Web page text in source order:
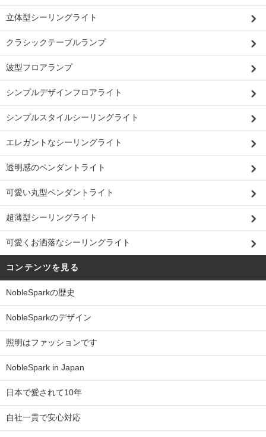
立体型シーリングライト
クラシックテーブルランプ
波型フロアランプ
シンプルデザインフロアライト
シンプルスタイルシーリングライト
エレガントなシーリングライト
透明感のペンダントライト
可愛い丸型ペンダントライト
超薄型シーリングライト
可愛くお洒落なシーリングライト
コンテンツを見る
NobleSparkの歴史
NobleSparkのデザイン
照明はファッションです
NobleSpark in Japan
日本で愛されて10年
自社一貫で安心対応